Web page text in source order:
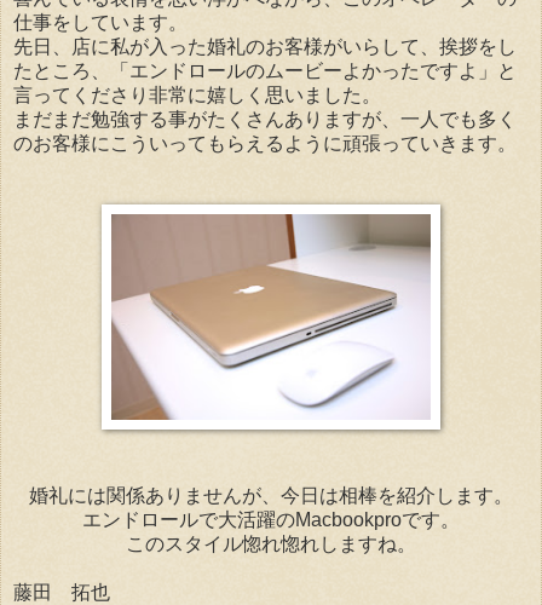
仕事をしています。
先日、店に私が入った婚礼のお客様がいらして、挨拶をし
たところ、「エンドロールのムービーよかったですよ」と
言ってくださり非常に嬉しく思いました。
まだまだ勉強する事がたくさんありますが、一人でも多く
のお客様にこういってもらえるように頑張っていきます。
婚礼には関係ありませんが、今日は相棒を紹介します。
エンドロールで大活躍のMacbookproです。
このスタイル惚れ惚れしますね。
藤田 拓也